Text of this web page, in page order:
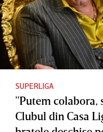
e de
insolvenţ
ă
de
ă
SUPERLIGA
"Putem colabora,
Clubul din Casa